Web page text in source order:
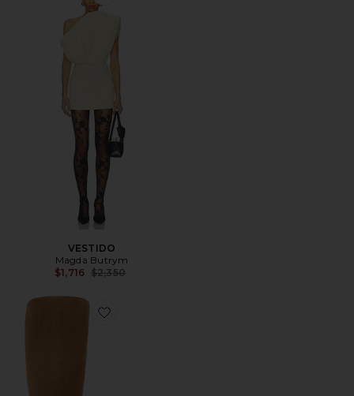
VESTIDO
Magda Butrym
$1,716 Previous price:
$2,350
Favorite BOTAS